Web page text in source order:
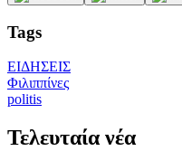
Tags
ΕΙΔΗΣΕΙΣ
Φιλιππίνες
politis
Τελευταία νέα